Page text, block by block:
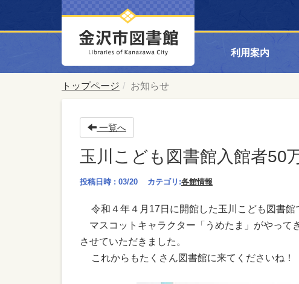
利用案内
トップページ お知らせ
一覧へ
玉川こども図書館入館者50
投稿日時 : 03/20 カテゴリ:各館情報
令和４年４月17日に開館した玉川こども図書
マスコットキャラクター「うめたま」がやって
させていただきました。
これからもたくさん図書館に来てくださいね！